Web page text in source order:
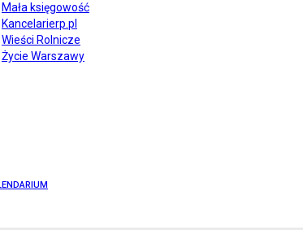
Mała księgowość
Kancelarierp.pl
Wieści Rolnicze
Życie Warszawy